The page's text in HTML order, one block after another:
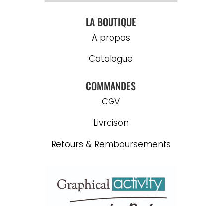
LA BOUTIQUE
A propos
Catalogue
COMMANDES
CGV
Livraison
Retours & Remboursements